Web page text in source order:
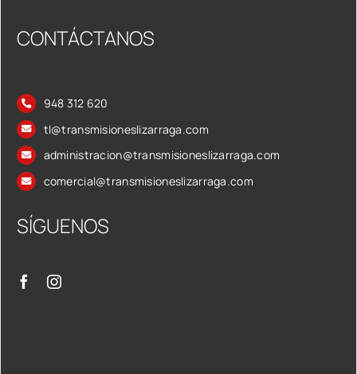
CONTÁCTANOS
948 312 620
tl@transmisioneslizarraga.com
administracion@transmisioneslizarraga.com
comercial@transmisioneslizarraga.com
SÍGUENOS